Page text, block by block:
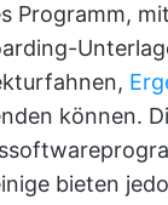
Programm,
können.
bieten